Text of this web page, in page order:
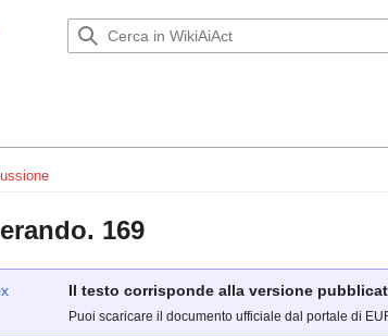
169
Il testo corrisponde alla versione
Puoi scaricare il documento ufficiale dal portale di